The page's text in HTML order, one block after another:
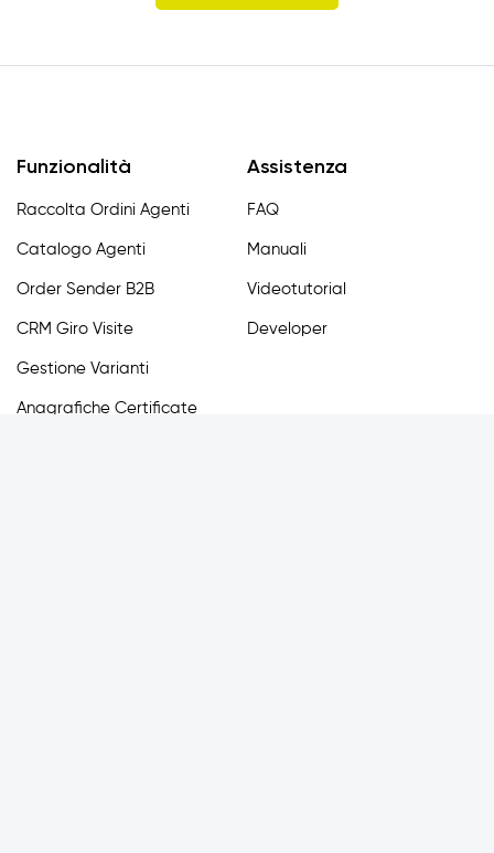
Funzionalità
Raccolta Ordini Agenti
Catalogo Agenti
Order Sender B2B
CRM Giro Visite
Gestione Varianti
Anagrafiche Certificate
Assistenza
FAQ
Manuali
Videotutorial
Developer